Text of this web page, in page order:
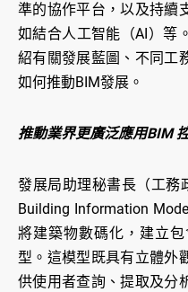
準的協作平台，以及持續
如結合人工智能（AI）等
紹有關發展藍圖、不同工
如何推動BIM發展。
推動業界更廣泛應用BIM
發展局助理秘書長（工務
Building Information
將建築物數碼化，建立
型。這模型既具有立體外
供使用者查詢、提取及分